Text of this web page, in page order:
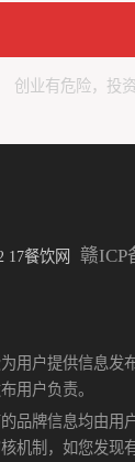
创业有危险，投
17餐饮网 赣ICP
用户提供信息发
用户负责。
品牌信息均由用
机制，如您发现